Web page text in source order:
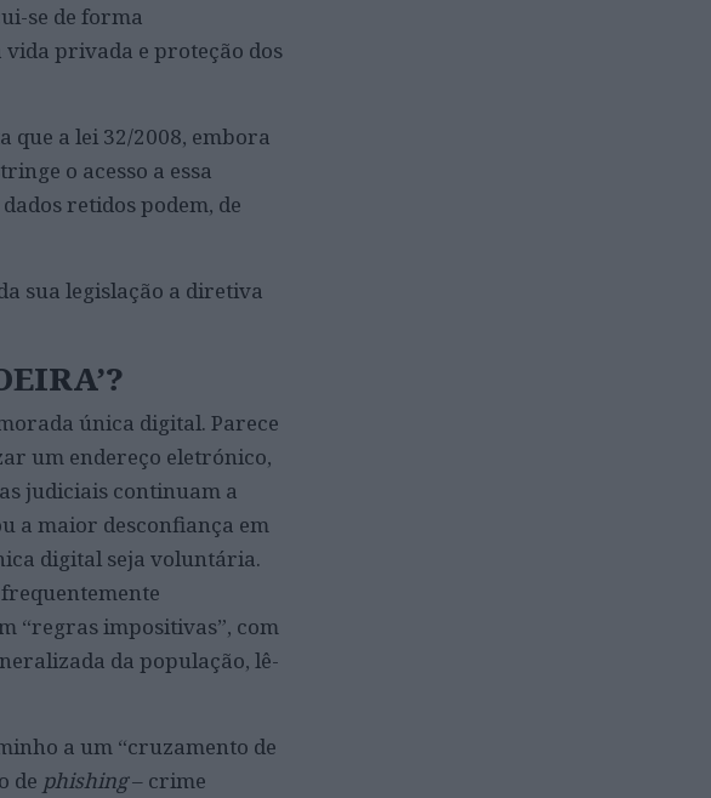
se de forma
privada e proteção dos
que a lei 32/2008, embora
o acesso a essa
retidos podem, de
sua legislação a diretiva
única digital. Parece
um endereço eletrónico,
judiciais continuam a
a maior desconfiança em
digital seja voluntária.
“regras impositivas”, com
da população, lê-
a um “cruzamento de
de phishing– crime